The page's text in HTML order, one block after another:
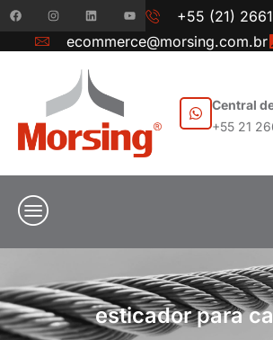
+55 (21)
ecommerce@morsing.com.br
Central
+55 21
esticador para